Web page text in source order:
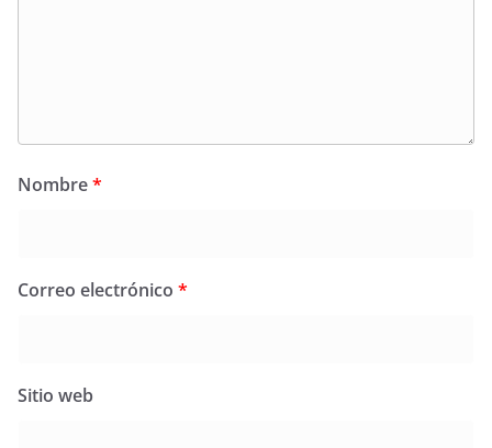
Nombre*
Correo electrónico *
Sitio web